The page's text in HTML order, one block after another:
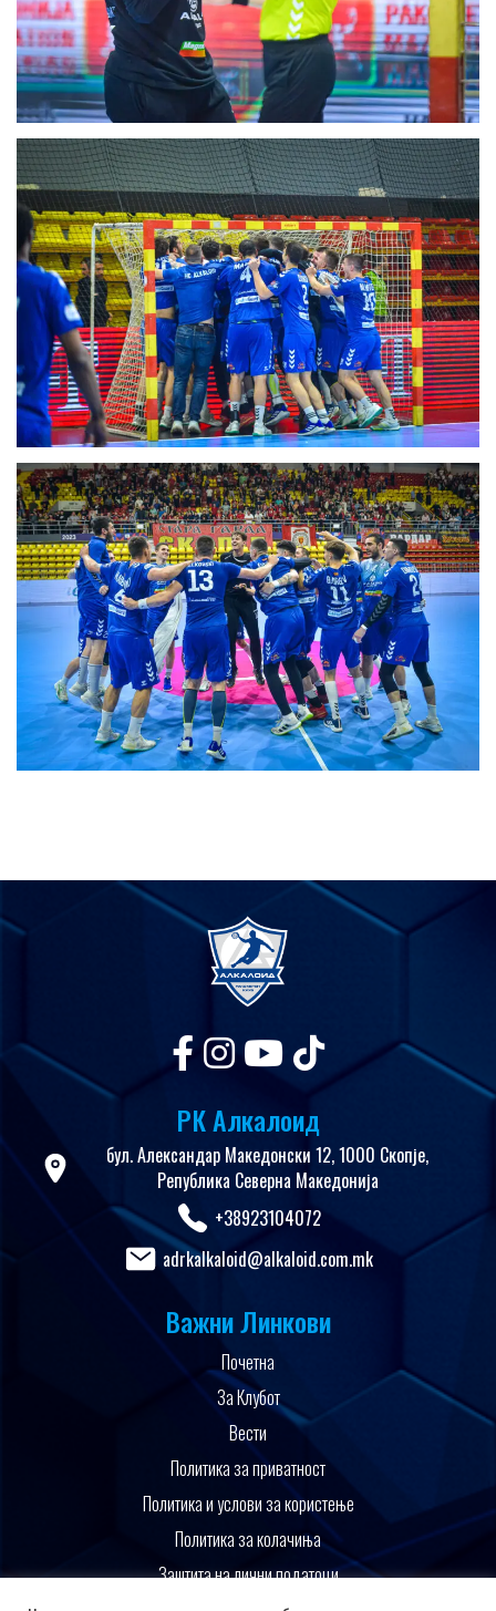
РК Алкалоид
бул. Александар Македонски 12, 1000 Скопје,
Република Северна Македонија
+38923104072
adrkalkaloid@alkaloid.com.mk
Важни Линкови
Почетна
За Клубот
Вести
Политика за приватност
Политика и услови за користење
Политика за колачиња
Заштита на лични податоци